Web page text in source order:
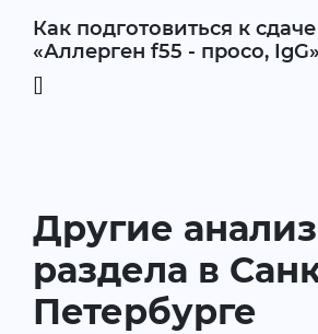
Как подготовиться к
«Аллерген f55 - просо,
[]
Другие
раздела в
Петербурге